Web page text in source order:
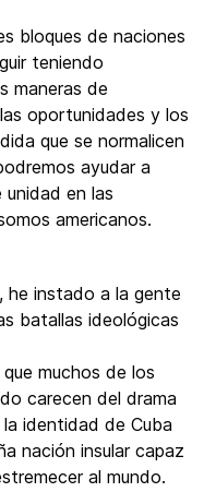
bloques de naciones
teniendo
maneras de
oportunidades y los
que se normalicen
ayudar a
en las
americanos.
he instado a la gente
batallas ideológicas
muchos de los
carecen del drama
identidad de Cuba
nación insular capaz
al mundo.